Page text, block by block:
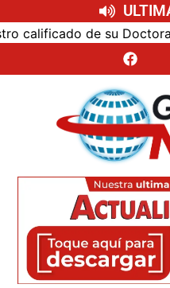
de su Doctorado